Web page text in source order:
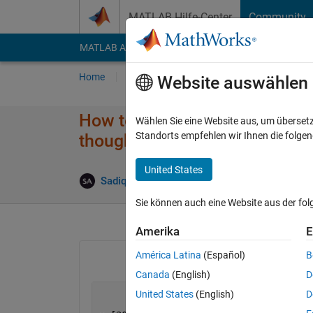
MATLAB Hilfe-Center Community
MATLAB Answers File Exchange Cody
Home Fragen Antworten Durchsuchen
How to vectorize this piece
though it must come out to be
Sadiq Akbar 10 Dez. 2022
Website auswählen
Wählen Sie eine Website aus, um
Standorts empfehlen wir Ihnen die
United States
Sie können auch eine Website aus der
Amerika
América Latina (Español)
Canada (English)
United States (English)